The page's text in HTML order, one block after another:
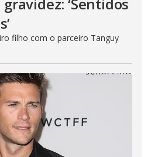
filho com o parceiro Tanguy